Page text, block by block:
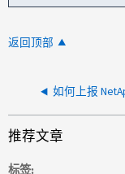
返回顶部
推荐文章
标签